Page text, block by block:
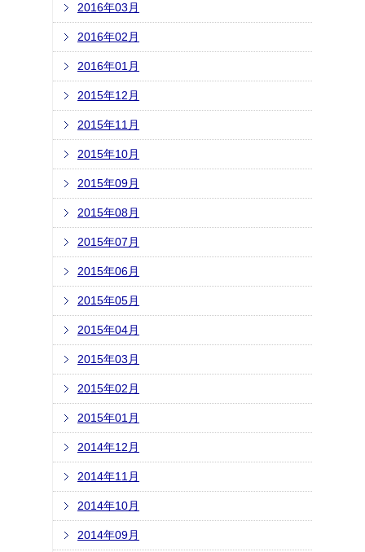
2016年03月
2016年02月
2016年01月
2015年12月
2015年11月
2015年10月
2015年09月
2015年08月
2015年07月
2015年06月
2015年05月
2015年04月
2015年03月
2015年02月
2015年01月
2014年12月
2014年11月
2014年10月
2014年09月